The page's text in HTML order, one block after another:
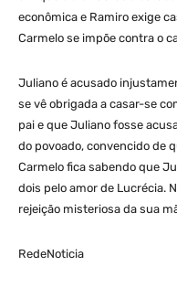
econômica e Ramiro exige
Carmelo se impõe contra o
Juliano é acusado
se vê obrigada a casar-se
pai e que Juliano fosse
do povoado, convencido de
Carmelo fica sabendo que
dois pelo amor de Lucrécia.
rejeição misteriosa da sua
RedeNoticia